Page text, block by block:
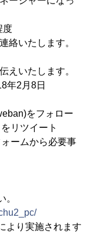
度
たします。
たします。
年2月8日
をフォロー
ツイート
ムから必要事
より実施されます